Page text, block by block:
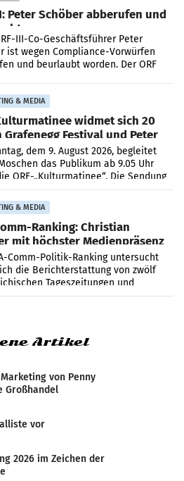
Peter Schöber abberufen und
III-Co-Geschäftsführer Peter
ist wegen Compliance-Vorwürfen
und beurlaubt worden. Der ORF
& MEDIA
widmet sich 20
Grafenegg Festival und Peter
dem 9. August 2026, begleitet
das Publikum ab 9.05 Uhr
ORF-„Kulturmatinee“. Die Sendung
der Dokumentation „20 Jahre
& MEDIA
Ranking: Christian
mit höchster Medienpräsenz
Comm-Politik-Ranking untersucht
die Berichterstattung von zwölf
Tageszeitungen und
welche Politikerinnen und
Artikel
von Penny
Großhandel
vor
2026 im Zeichen der